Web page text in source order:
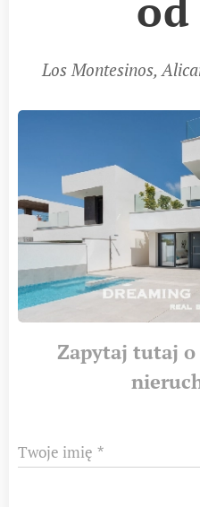
Los Montesinos,
Zapytaj tutaj
Twoje imię